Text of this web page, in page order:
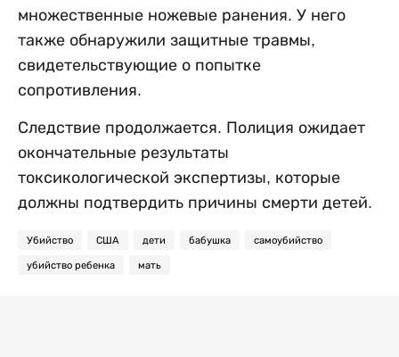
множественные ножевые ранения. У него
также обнаружили защитные травмы,
свидетельствующие о попытке
сопротивления.
Следствие продолжается. Полиция ожидает
окончательные результаты
токсикологической экспертизы, которые
должны подтвердить причины смерти детей.
Убийство США дети бабушка самоубийство
убийство ребенка мать